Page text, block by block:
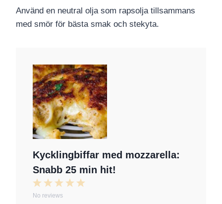
Använd en neutral olja som rapsolja tillsammans
med smör för bästa smak och stekyta.
Kycklingbiffar med mozzarella:
Snabb 25 min hit!
5
4
3
2
S
1
S
No reviews